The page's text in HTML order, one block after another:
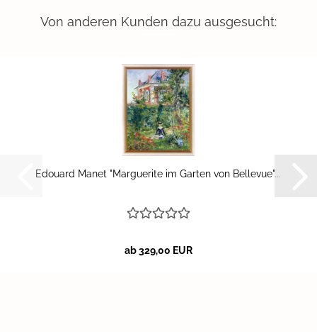
Von anderen Kunden dazu ausgesucht:
Edou­ard Manet "Mar­gue­ri­te im Gar­ten von Bel­le­vue"...
ab 329,00 EUR